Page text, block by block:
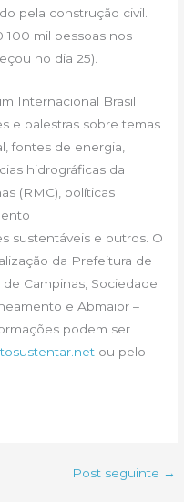
pela construção civil.
100 mil pessoas nos
no dia 25).
Internacional Brasil
e palestras sobre temas
fontes de energia,
hidrográficas da
(RMC), políticas
sustentáveis e outros. O
da Prefeitura de
Campinas, Sociedade
e Abmaior –
podem ser
ou pelo
Post seguinte →